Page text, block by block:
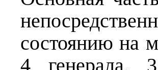
состоянию на
4 генерала,